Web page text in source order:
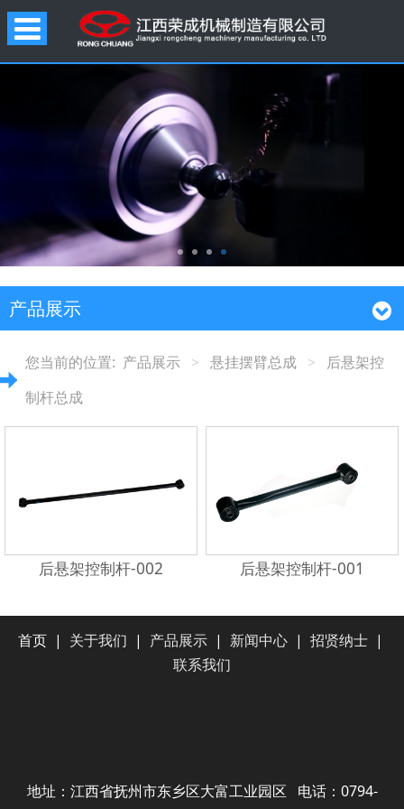
产品展示
您当前的位置: 产品展示 > 悬挂摆臂总成 >
后悬架控
制杆总成
后悬架控制杆-002 后悬架控制杆-001
首页| 关于我们 | 产品展示| 新闻中心| 招贤纳士|
联系我们
地址：江西省抚州市东乡区大富工业园区 电话：0794-